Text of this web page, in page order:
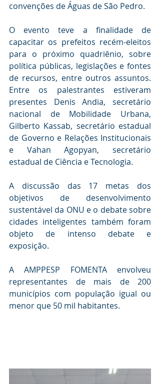
convenções de Águas de São Pedro.
O evento teve a finalidade de
capacitar os prefeitos recém-eleitos
para o próximo quadriênio, sobre
política públicas, legislações e fontes
de recursos, entre outros assuntos.
Entre os palestrantes estiveram
presentes Denis Andia, secretário
nacional de Mobilidade Urbana,
Gilberto Kassab, secretário estadual
de Governo e Relações Institucionais
e Vahan Agopyan, secretário
estadual de Ciência e Tecnologia.
A discussão das 17 metas dos
objetivos de desenvolvimento
sustentável da ONU e o debate sobre
cidades inteligentes também foram
objeto de intenso debate e
exposição.
A AMPPESP FOMENTA envolveu
representantes de mais de 200
municípios com população igual ou
menor que 50 mil habitantes.